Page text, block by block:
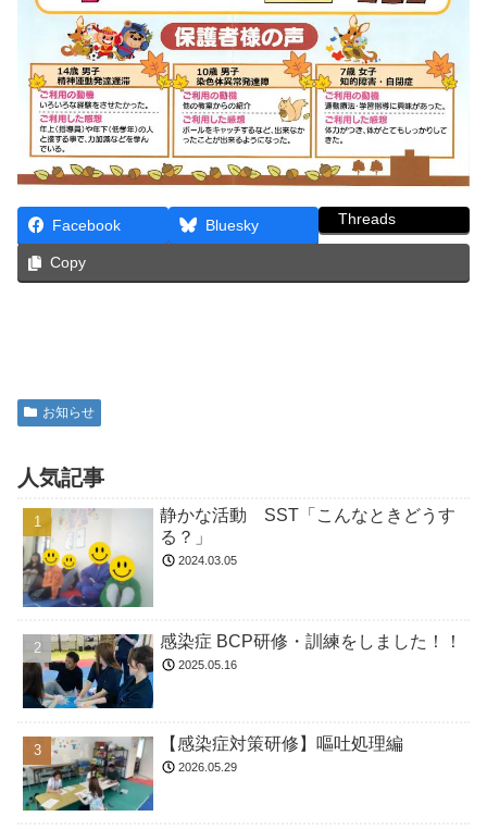
Facebook Bluesky Threads
Copy
お知らせ
人気記事
静かな活動 SST「こんなときどうす
る？」
2024.03.05
感染症 BCP研修・訓練をしました！！
2025.05.16
【感染症対策研修】嘔吐処理編
2026.05.29